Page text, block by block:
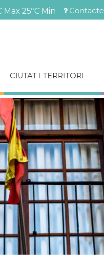
Vés
al
Menú
Contacte
Max 25ºC Min
CIUTAT I TERRITORI